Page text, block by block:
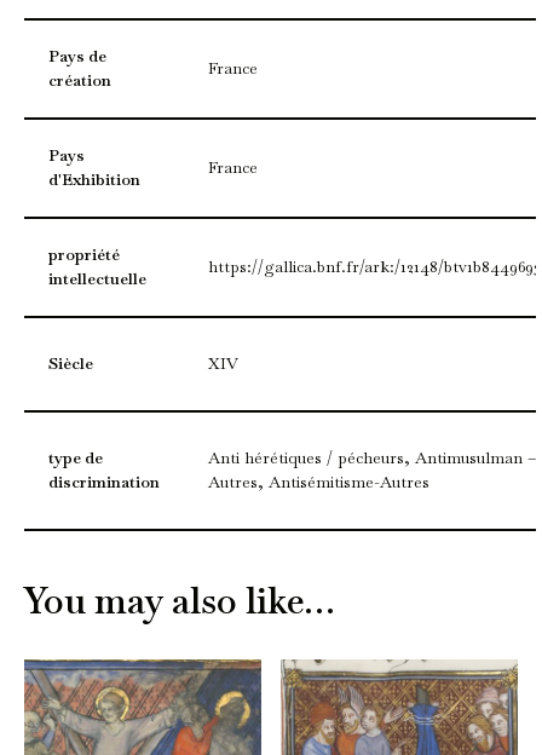
Pays de
création
France
Pays
d'Exhibition
France
propriété
intellectuelle
https://gallica.bnf.fr/ark:/12148/
Siècle XIV
type de
discrimination
Anti hérétiques / pécheurs, Antimusulman –
Autres, Antisémitisme-Autres
You may also like…